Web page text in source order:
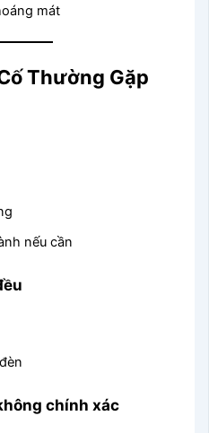
mát
Thường Gặp
nếu cần
chính xác